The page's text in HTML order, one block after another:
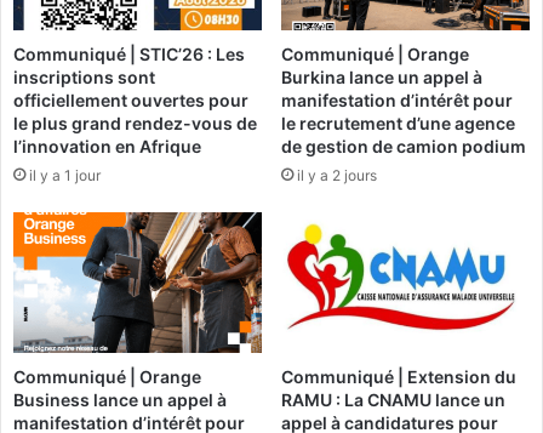
h
u
m
e
u
r
d
e
s
e
s
i
n
n
Communiqué | STIC’26 : Les
inscriptions sont
officiellement ouvertes pour
le plus grand rendez-vous de
l’innovation en Afrique
il y a 1 jour
Communiqué | Orange
Burkina lance un appel à
manifestation d’intérêt pour
le recrutement d’une agence
de gestion de camion podium
il y a 2 jours
Communiqué | Orange
Business lance un appel à
manifestation d’intérêt pour
Communiqué | Extension du
RAMU : La CNAMU lance un
appel à candidatures pour